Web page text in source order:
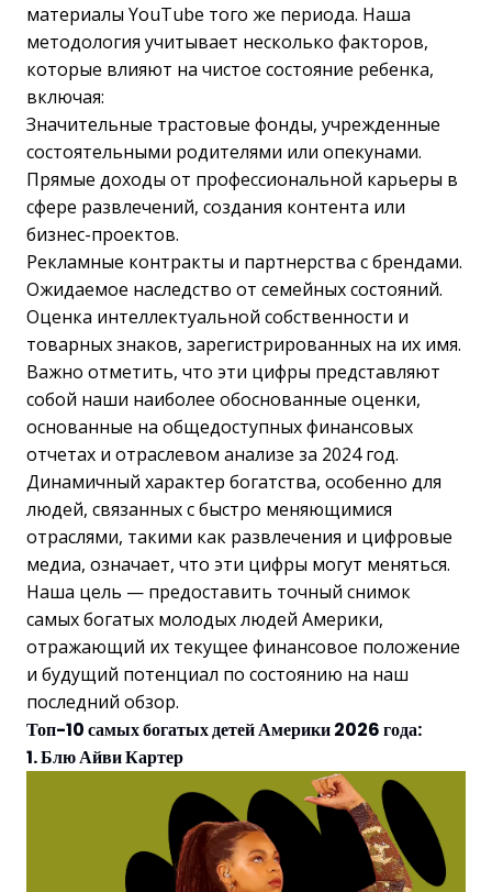
материалы YouTube того же периода. Наша
методология учитывает несколько факторов,
которые влияют на чистое состояние ребенка,
включая:
Значительные трастовые фонды, учрежденные
состоятельными родителями или опекунами.
Прямые доходы от профессиональной карьеры в
сфере развлечений, создания контента или
бизнес-проектов.
Рекламные контракты и партнерства с брендами.
Ожидаемое наследство от семейных состояний.
Оценка интеллектуальной собственности и
товарных знаков, зарегистрированных на их имя.
Важно отметить, что эти цифры представляют
собой наши наиболее обоснованные оценки,
основанные на общедоступных финансовых
отчетах и отраслевом анализе за 2024 год.
Динамичный характер богатства, особенно для
людей, связанных с быстро меняющимися
отраслями, такими как развлечения и цифровые
медиа, означает, что эти цифры могут меняться.
Наша цель — предоставить точный снимок
самых богатых молодых людей Америки,
отражающий их текущее финансовое положение
и будущий потенциал по состоянию на наш
последний обзор.
Топ-10 самых богатых детей Америки 2026 года:
1. Блю Айви Картер